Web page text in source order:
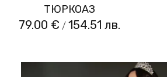
ТЮРКОАЗ
79.00 € /154.51 лв.